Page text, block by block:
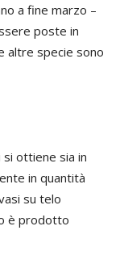
a fine marzo –
poste in
altre specie sono
ottiene sia in
in quantità
su telo
è prodotto